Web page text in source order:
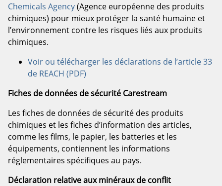
Chemicals Agency(Agence européenne des produits
chimiques) pour mieux protéger la santé humaine et
l’environnement contre les risques liés aux produits
chimiques.
Voir ou télécharger les déclarations de l’article 33
de REACH (PDF)
Fiches de données de sécurité Carestream
Les fiches de données de sécurité des produits
chimiques et les fiches d’information des articles,
comme les films, le papier, les batteries et les
équipements, contiennent les informations
réglementaires spécifiques au pays.
Déclaration relative aux minéraux de conflit